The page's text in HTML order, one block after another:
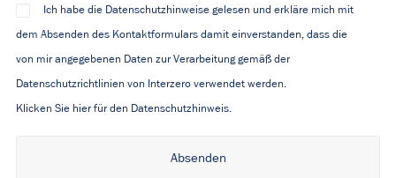
Ich habe die Datenschutzhinweise gelesen und erkläre mich mit
dem Absenden des Kontaktformulars damit einverstanden, dass die
von mir angegebenen Daten zur Verarbeitung gemäß der
Datenschutzrichtlinien von Interzero verwendet werden.
Klicken Sie hier für den Datenschutzhinweis.